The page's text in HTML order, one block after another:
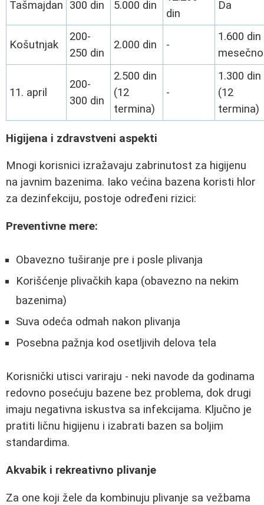
Tašmajdan 300 din 5.000 din
din
Da
Košutnjak
200-
250 din
2.000 din -
1.600 din
mesečno
11. april
200-
300 din
2.500 din
(12
termina)
-
1.300 din
(12
termina)
Higijena i zdravstveni aspekti
Mnogi korisnici izražavaju zabrinutost za higijenu
na javnim bazenima. Iako većina bazena koristi hlor
za dezinfekciju, postoje određeni rizici:
Preventivne mere:
Obavezno tuširanje pre i posle plivanja
Korišćenje plivačkih kapa (obavezno na nekim
bazenima)
Suva odeća odmah nakon plivanja
Posebna pažnja kod osetljivih delova tela
Korisnički utisci variraju - neki navode da godinama
redovno posećuju bazene bez problema, dok drugi
imaju negativna iskustva sa infekcijama. Ključno je
pratiti ličnu higijenu i izabrati bazen sa boljim
standardima.
Akvabik i rekreativno plivanje
Za one koji žele da kombinuju plivanje sa vežbama